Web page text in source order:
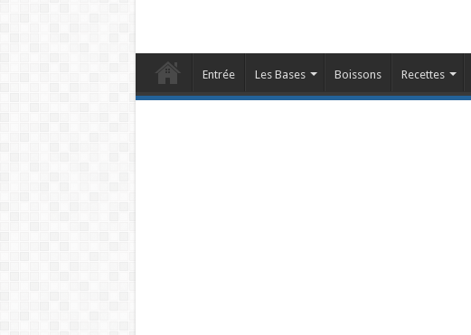
Entrée Les Bases Boissons Recettes